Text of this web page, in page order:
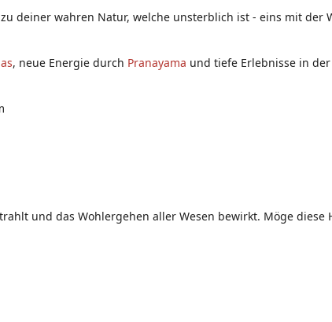
deiner wahren Natur, welche unsterblich ist - eins mit
, neue Energie durch Pranayama und tiefe Erlebnisse in der
und das Wohlergehen aller Wesen bewirkt. Möge